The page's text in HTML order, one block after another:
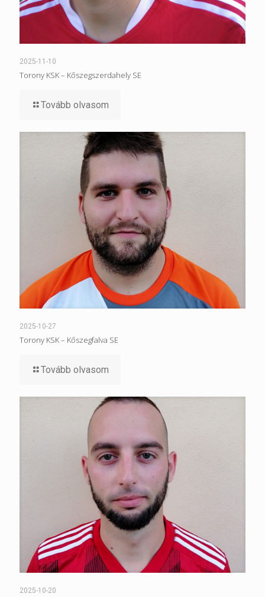
2025-11-10
Torony KSK – Kőszegszerdahely SE
Tovább olvasom
2025-10-27
Torony KSK – Kőszegfalva SE
Tovább olvasom
2025-10-20